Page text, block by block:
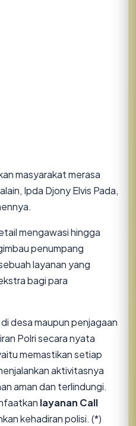
masyarakat merasa
Ipda Djony Elvis Pada,
mengawasi hingga
penumpang
layanan yang
bagi para
desa maupun penjagaan
Polri secara nyata
memastikan setiap
aktivitasnya
aman dan terlindungi.
layanan Call
kehadiran polisi. (*)